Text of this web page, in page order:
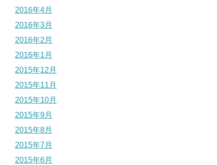
2016年4月
2016年3月
2016年2月
2016年1月
2015年12月
2015年11月
2015年10月
2015年9月
2015年8月
2015年7月
2015年6月